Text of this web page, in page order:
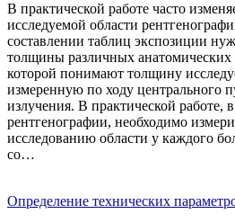
В практической работе часто
исследуемой области
составлении таблиц экспозиции
толщины различных анатомических
которой понимают толщину
измеренную по ходу центрального
излучения. В практической работе,
рентгенографии, необходимо
исследованию области у каждого
со…
Определение технических